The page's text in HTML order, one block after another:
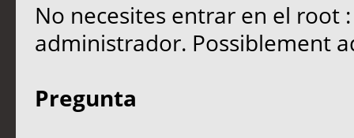
No necesites entrar en el root
administrador. Possiblement
Pregunta